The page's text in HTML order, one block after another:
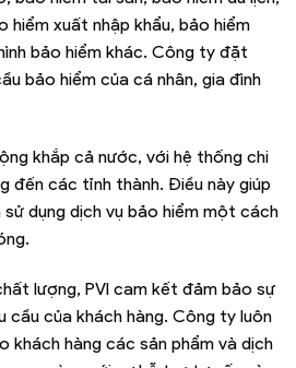
hiểm xuất nhập khẩu, bảo hiểm
bảo hiểm khác. Công ty đặt
bảo hiểm của cá nhân, gia đình
khắp cả nước, với hệ thống chi
đến các tỉnh thành. Điều này giúp
dụng dịch vụ bảo hiểm một cách
lượng, PVI cam kết đảm bảo sự
cầu của khách hàng. Công ty luôn
khách hàng các sản phẩm và dịch